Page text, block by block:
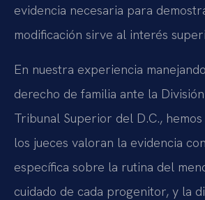
evidencia necesaria para
modificación sirve al interés
En nuestra experiencia
derecho de familia ante la
Tribunal Superior del D.C.,
los jueces valoran la evidencia
específica sobre la rutina del
cuidado de cada progenitor, y la